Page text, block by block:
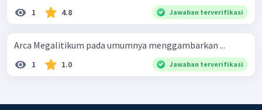
1 4.8 Jawaban terverifikasi
Arca Megalitikum pada umumnya menggambarkan ...
1 1.0 Jawaban terverifikasi